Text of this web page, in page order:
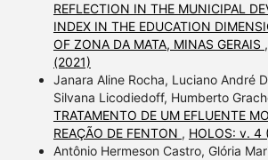
REFLECTION IN THE MUNICIPAL
INDEX IN THE EDUCATION
OF ZONA DA MATA, MINAS GERAIS ,
(2021)
Janara Aline Rocha, Luciano André
Silvana Licodiedoff, Humberto
TRATAMENTO DE UM EFLUENTE
REAÇÃO DE FENTON , HOLOS: v. 4
Antônio Hermeson Castro, Glória